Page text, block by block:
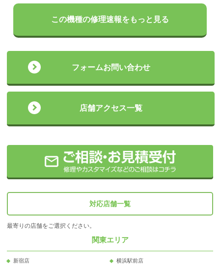
この機種の修理速報をもっと見る
フォームお問い合わせ
店舗アクセス一覧
対応店舗一覧
最寄りの店舗をご選択ください。
関東エリア
新宿店
横浜駅前店